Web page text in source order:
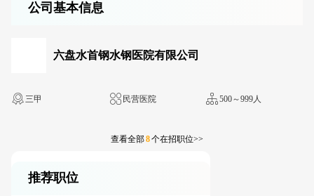
公司基本信息
六盘水首钢水钢医院有限公司
三甲 民营医院 500～999人
查看全部8个在招职位>>
推荐职位